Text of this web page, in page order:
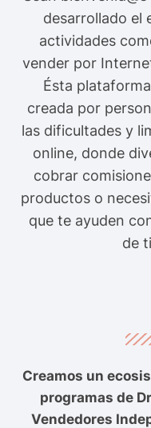
desarrollado el
actividades
vender por
Ésta
creada por
las dificultades y
online, donde
cobrar
productos o
que te ayuden
de
Creamos un
programas de
Vendedores